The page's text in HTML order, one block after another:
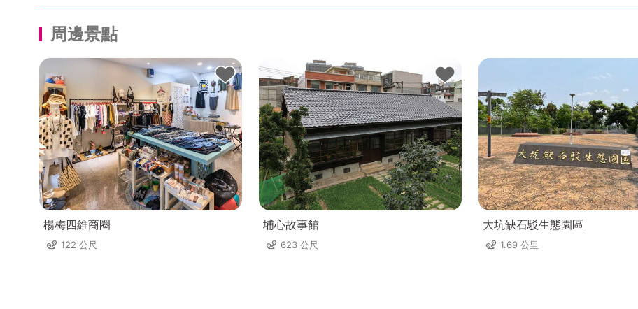
周邊景點
楊梅四維商圈
122 公尺
埔心故事館
623 公尺
大坑缺石駁生態園區
1.69 公里